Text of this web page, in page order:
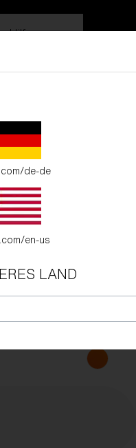
Hilfe zu
Preis
Menge:
de-de
en-us
LAND